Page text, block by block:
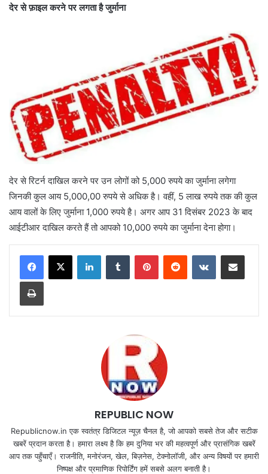
देर से फ़ाइल करने पर लगता है जुर्माना
देर से रिटर्न दाखिल करने पर उन लोगों को 5,000 रुपये का जुर्माना लगेगा
जिनकी कुल आय 5,000,00 रुपये से अधिक है। वहीं, 5 लाख रुपये तक की कुल
आय वालों के लिए जुर्माना 1,000 रुपये है। अगर आप 31 दिसंबर 2023 के बाद
आईटीआर दाखिल करते हैं तो आपको 10,000 रुपये का जुर्माना देना होगा।
LinkedInTumblr PinterestReddit VKontakteShare via Email
Print
REPUBLIC NOW
Republicnow.in एक स्वतंत्र डिजिटल न्यूज़ चैनल है, जो आपको सबसे तेज और सटीक
खबरें प्रदान करता है। हमारा लक्ष्य है कि हम दुनिया भर की महत्वपूर्ण और प्रासंगिक खबरें
आप तक पहुँचाएँ। राजनीति, मनोरंजन, खेल, बिज़नेस, टेक्नोलॉजी, और अन्य विषयों पर हमारी
निष्पक्ष और प्रमाणिक रिपोर्टिंग हमें सबसे अलग बनाती है।